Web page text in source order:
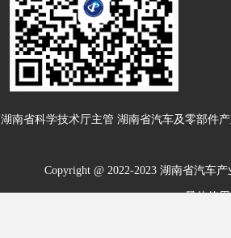
湖南省科学技术厅主管 湖南省汽车及零部件
Copyright @ 2022-2023 湖南省汽车
最佳使